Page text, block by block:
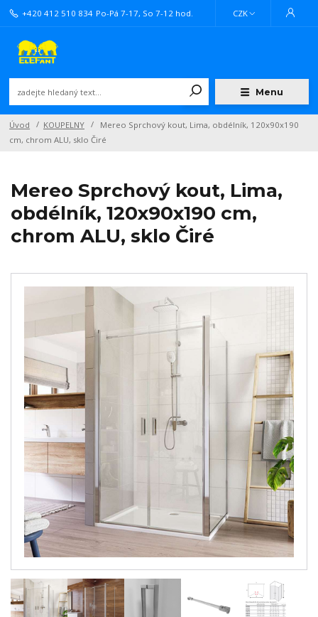
Menu
CZK
+420 412 510 834 Po-Pá 7-17, So 7-12 hod.
Úvod KOUPELNY
Mereo Sprchový kout, Lima, obdélník, 120x90x190
cm, chrom ALU, sklo Čiré
Mereo Sprchový kout, Lima,
obdélník, 120x90x190 cm,
chrom ALU, sklo Čiré